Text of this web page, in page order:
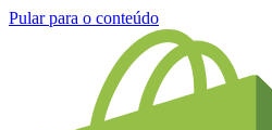
Pular para o conteúdo